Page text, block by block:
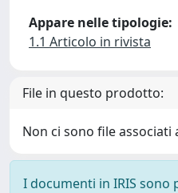
Appare nelle tipologie:
1.1 Articolo in rivista
File in questo prodotto:
Non ci sono file
I documenti in IRIS